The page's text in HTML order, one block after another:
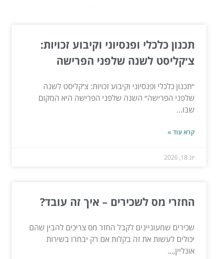
תכנון כלכלי ופנסיוני וקיבוע זכויות:
צ׳קליסט לשנה שלפני הפרישה
״תכנון כלכלי ופנסיוני וקיבוע זכויות: צ׳קליסט לשנה
שלפני הפרישה״ השנה שלפני הפרישה היא המקום
שבו...
קרא עוד »
יונ 18, 2026
החזרי מס לשכירים – איך זה עובד?
שכירים שמעוניינים לקבל החזר מס צריכים להבין שהם
יכולים לעשות את זה בקלות אם רק יבחרו בשירות
אונליין,...